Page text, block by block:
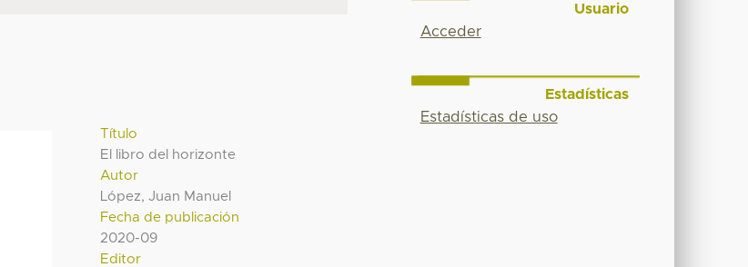
Título
El libro del horizonte
Autor
López, Juan Manuel
Fecha de publicación
2020-09
Editor
Usuario
Acceder
Estadísticas
Estadísticas de uso